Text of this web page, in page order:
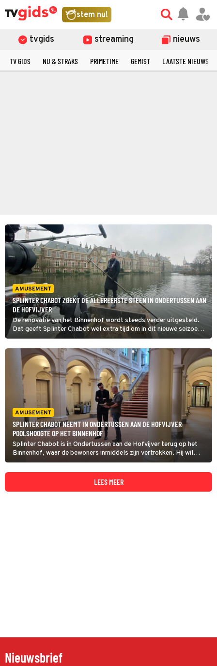
stem nu!
tvgids streaming nieuws
TV GIDS NU & STRAKS PRIMETIME GEMIST LAATSTE NIEUWS
AMUSEMENT
SPLINTER CHABOT ZOEKT DE ALLEREERSTE STEEN IN ONDERTUSSEN AAN
DE HOFVIJVER
De renovatie van het Binnenhof wordt steeds verder uitgesteld.
Dat geeft Splinter Chabot wel extra tijd om in dit nieuwe seizoen
van Ondertussen aan de Hofvijver een reeks mooie verhalen te
vertellen. Hij zoekt bijvoorbeeld de allereerste steen.
AMUSEMENT
SPLINTER CHABOT NEEMT IN ONDERTUSSEN AAN DE HOFVIJVER
POOLSHOOGTE OP HET BINNENHOF
Splinter Chabot is in Ondertussen aan de Hofvijver terug op het
Binnenhof, waar de bewoners inmiddels zijn vertrokken. Hij wil
weten hoe het er vanbinnen uitziet en gaat met architect Frank van
der Vecht naar binnen. Ze zien een unieke slaapplek.
LEES MEER
Nieuwsbrief